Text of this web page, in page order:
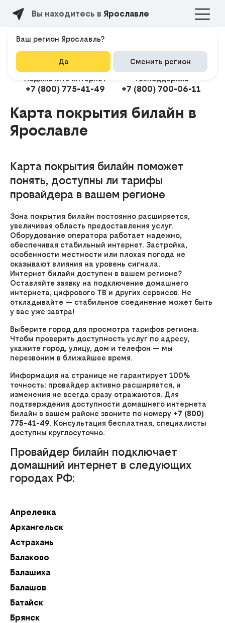
Вы находитесь в Ярославле
Подключить интернет
+7 (800) 775-41-49
Техподдержка
+7 (800) 700-06-11
Карта покрытия билайн в
Ярославле
Карта покрытия билайн поможет
понять, доступны ли тарифы
провайдера в вашем регионе
Зона покрытия билайн постоянно расширяется,
увеличивая область предоставления услуг.
Оборудование оператора работает надежно,
обеспечивая стабильный интернет. Застройка,
особенности местности или плохая погода не
оказывают влияния на уровень сигнала.
Интернет билайн доступен в вашем регионе?
Оставляйте заявку на подключение домашнего
интернета, цифрового ТВ и других сервисов. Не
откладывайте — стабильное соединение может быть
у вас уже завтра!
Выберите город для просмотра тарифов региона.
Чтобы проверить доступность услуг по адресу,
укажите город, улицу, дом и телефон — мы
перезвоним в ближайшее время.
Информация на странице не гарантирует 100%
точность: провайдер активно расширяется, и
изменения не всегда сразу отражаются. Для
подтверждения доступности домашнего интернета
билайн в вашем районе звоните по номеру +7 (800)
775-41-49. Консультация бесплатная, специалисты
доступны круглосуточно.
Провайдер билайн подключает
домашний интернет в следующих
городах РФ:
Апрелевка
Архангельск
Астрахань
Балаково
Балашиха
Балашов
Батайск
Брянск
Ваш регион Ярославль?
Да Сменить регион